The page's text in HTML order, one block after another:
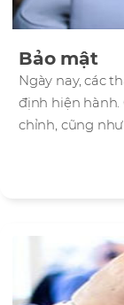
Bảo mật
Ngày nay, các
định hiện hành.
chỉnh, cũng